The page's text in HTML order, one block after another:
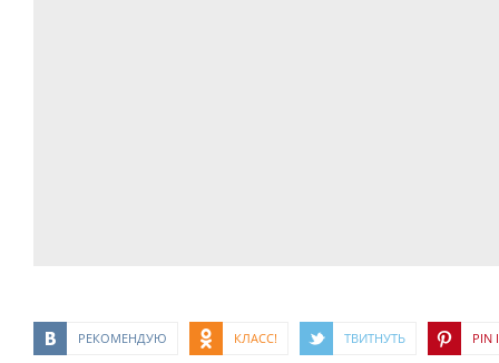
РЕКОМЕНДУЮ КЛАСС! ТВИТНУТЬ PIN